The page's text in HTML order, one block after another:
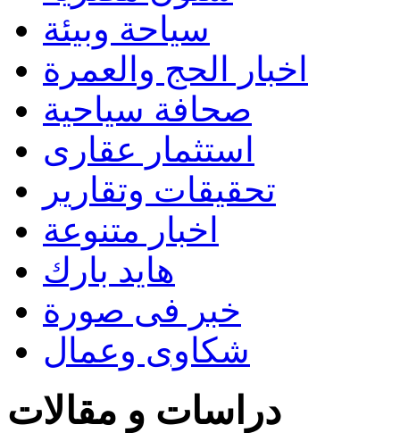
سياحة وبيئة
اخبار الحج والعمرة
صحافة سياحية
استثمار عقارى
تحقيقات وتقارير
اخبار متنوعة
هايد بارك
خبر فى صورة
شكاوى وعمال
دراسات و مقالات